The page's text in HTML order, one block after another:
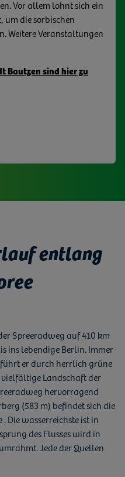
zum
Vor allem lohnt sich ein
um die sorbischen
Weitere Veranstaltungen
Bautzen sind hier zu
die Oberlausitzer
übrigens zum
kleinen slawischen
und
farbenfrohen
die vielseitigen,
entlang
Spreeradweg auf 410 km
ins lebendige Berlin. Immer
er durch herrlich grüne
Landschaft der
hervorragend
(583 m) befindet sich die
Die wasserreichste ist in
des Flusses wird in
Jede der Quellen